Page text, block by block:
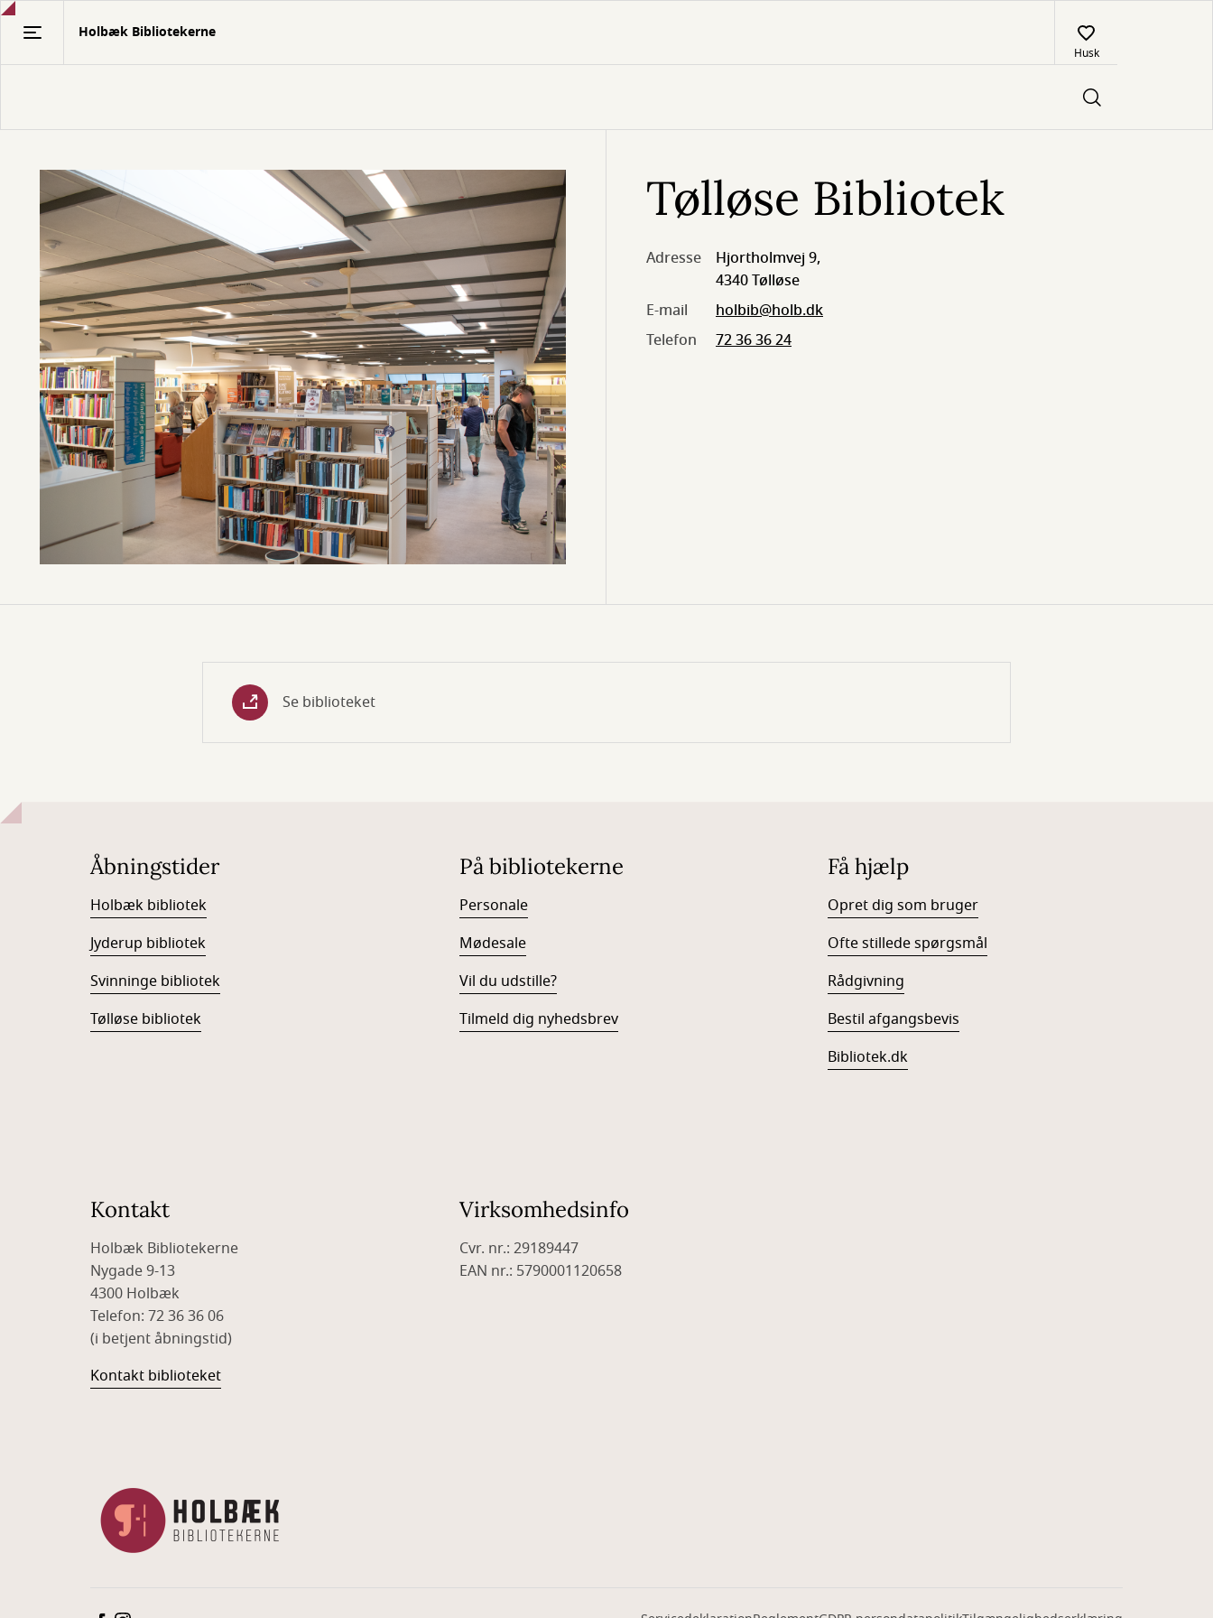
Gå
Holbæk Bibliotekerne
Husk
Tølløse Bibliotek
Adresse
Hjortholmvej 9,
4340 Tølløse
E-mail
holbib@holb.dk
Telefon
72 36 36 24
Se biblioteket
Åbningstider
Holbæk bibliotek
Jyderup bibliotek
Svinninge bibliotek
Tølløse bibliotek
På bibliotekerne
Personale
Mødesale
Vil du udstille?
Tilmeld dig nyhedsbrev
Få hjælp
Opret dig som bruger
Ofte stillede spørgsmål
Rådgivning
Bestil afgangsbevis
Bibliotek.dk
Kontakt
Holbæk Bibliotekerne
Nygade 9-13
4300 Holbæk
Telefon: 72 36 36 06
(i betjent åbningstid)
Kontakt biblioteket
Virksomhedsinfo
Cvr. nr.: 29189447
EAN nr.: 5790001120658